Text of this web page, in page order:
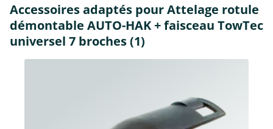
Accessoires adaptés pour Attelage rotule
démontable AUTO-HAK + faisceau TowTec
universel 7 broches (1)